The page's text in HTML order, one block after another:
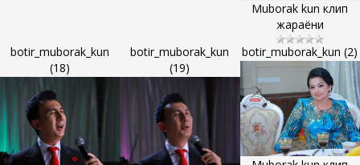
Muborak kun клип
жараёни
botir_muborak_kun
(18)
botir_muborak_kun
(19)
botir_muborak_kun (2)